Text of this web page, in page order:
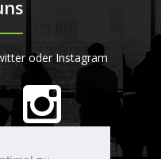
oder Instagram